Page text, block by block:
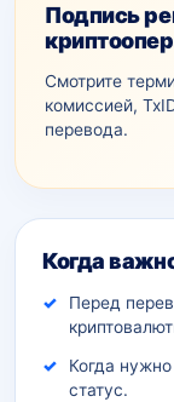
Подпись
Смотрите
комиссией,
перевода.
Когда
Перед
Когда
статус.